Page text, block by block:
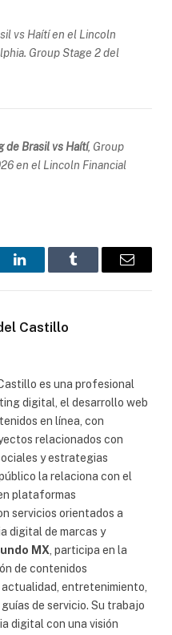
vs Haítí en el Lincoln
Group Stage 2 del
de Brasil vs Haítí, Group
en el Lincoln Financial
LinkedInTumblr
Correo
Castillo
es una profesional
digital, el desarrollo web
en línea, con
relacionados con
y estrategias
la relaciona con el
plataformas
servicios orientados a
digital de marcas y
MX, participa en la
de contenidos
entretenimiento,
de servicio. Su trabajo
digital con una visión